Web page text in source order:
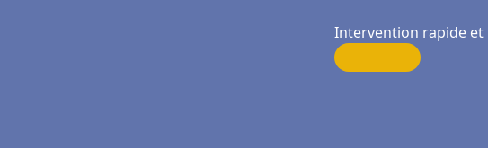
Intervention rapide et